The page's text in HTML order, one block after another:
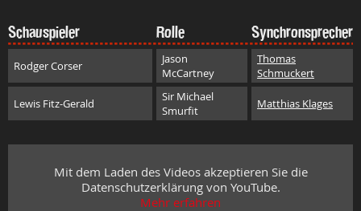
Schauspieler Rolle Synchronsprecher
Rodger Corser
Jason
McCartney
Thomas
Schmuckert
Lewis Fitz-Gerald
Sir Michael
Smurfit
Matthias Klages
Mit dem Laden des Videos akzeptieren Sie die
Datenschutzerklärung von YouTube.
Mehr erfahren